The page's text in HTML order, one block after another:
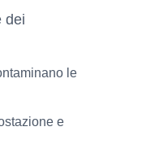
dei
le
e